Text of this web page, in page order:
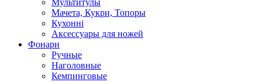
Мачета, Кукри, Топоры
Кухонні
Аксессуары для ножей
Фонари
Ручные
Наголовные
Кемпинговые